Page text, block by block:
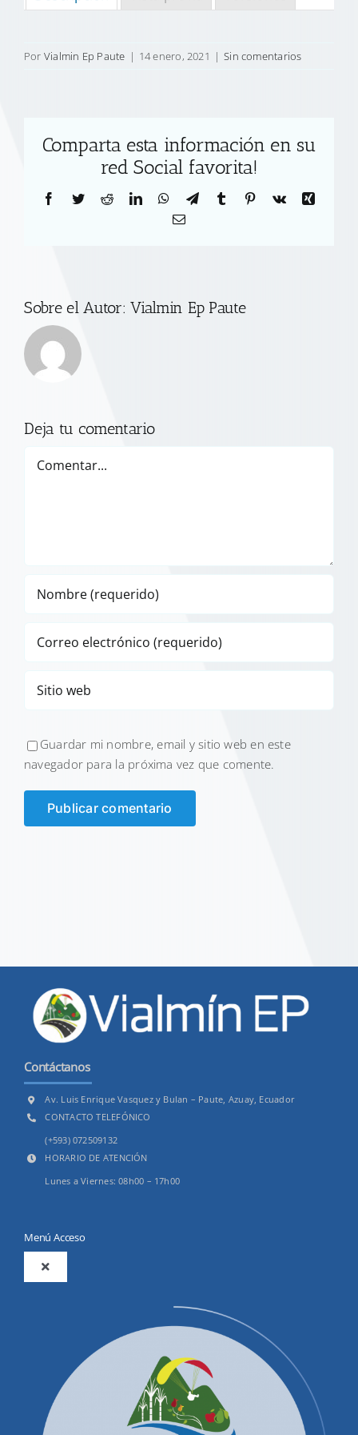
Por Vialmin Ep Paute | 14 enero, 2021 | Sin comentarios
Comparta esta información en su
red Social favorita!
Facebook
TwitterRedditLinkedInWhatsApp
TelegramTumblr Pinterest
Vk
Xing
Correo
Sobre el Autor:Vialmin Ep Paute
Deja tu comentario
Guardar mi nombre, email y sitio web en este
navegador para la próxima vez que comente.
Contáctanos
Av. Luis Enrique Vasquez y Bulan – Paute, Azuay, Ecuador
CONTACTO TELEFÓNICO
(+593) 072509132
HORARIO DE ATENCIÓN
Lunes a Viernes: 08h00 – 17h00
Menú Acceso
Toggle
Productos y Servicios
Convocatorias Precalificación